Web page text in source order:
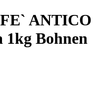
ANTICO
1kg Bohnen